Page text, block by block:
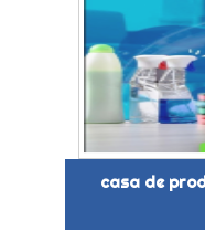
casa de